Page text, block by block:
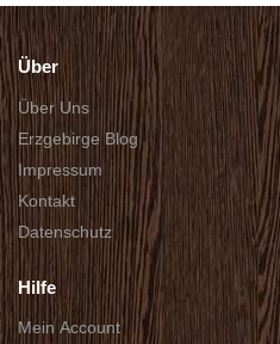
Über
Über Uns
Erzgebirge Blog
Impressum
Kontakt
Datenschutz
Hilfe
Mein Account